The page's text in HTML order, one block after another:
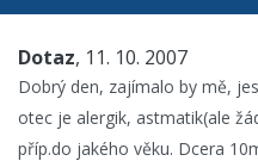
Dotaz, 11. 10. 2007
Dobrý den, zajímalo by mě,
otec je alergik, astmatik(ale
příp.do jakého věku. Dcera